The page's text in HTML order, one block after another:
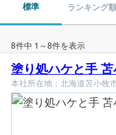
標準 ランキング順
8件中 1～8件を表示
塗り処ハケと手
本社所在地：北海道苫小牧